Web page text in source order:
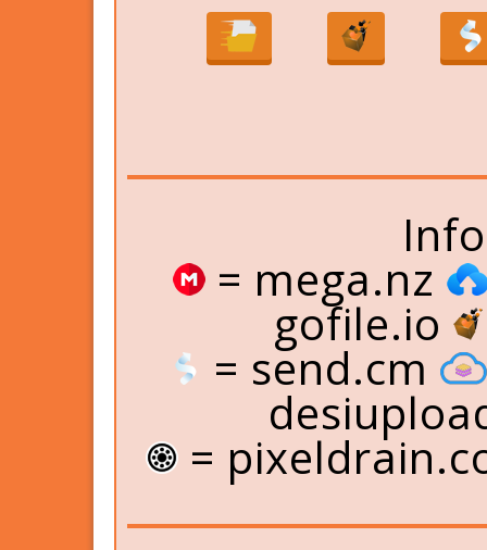
= mega.nz
gofile.io
= send.cm
=